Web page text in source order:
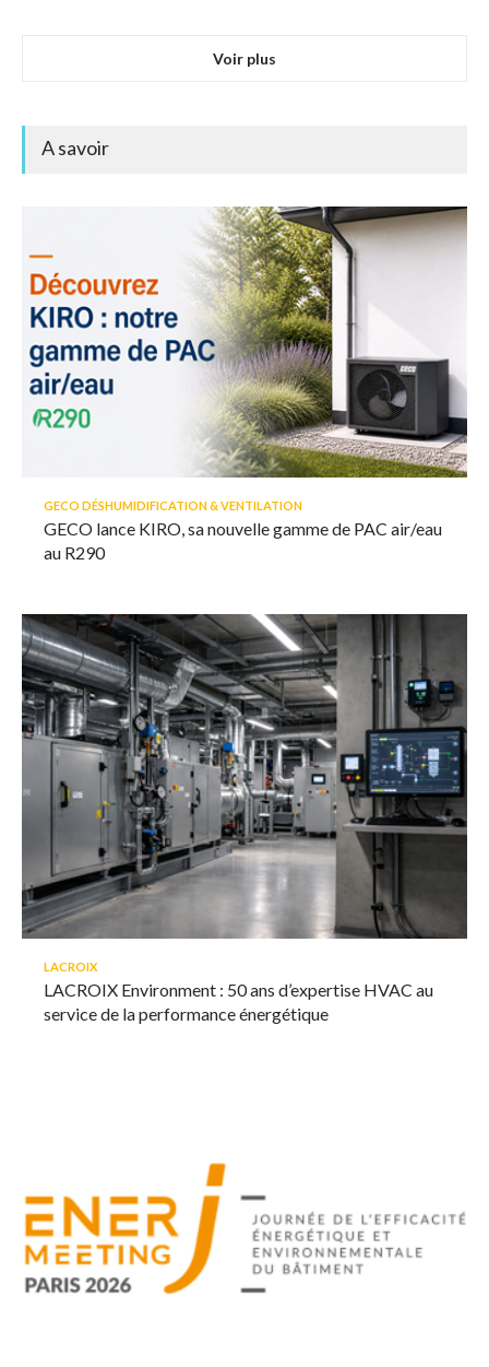
Voir plus
A savoir
GECO DÉSHUMIDIFICATION & VENTILATION
GECO lance KIRO, sa nouvelle gamme de PAC air/eau
au R290
LACROIX
LACROIX Environment : 50 ans d’expertise HVAC au
service de la performance énergétique